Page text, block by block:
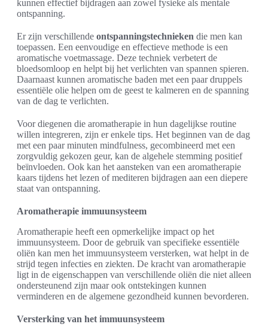
kunnen effectief bijdragen aan zowel fysieke als mentale
ontspanning.
Er zijn verschillende ontspanningstechnieken die men kan
toepassen. Een eenvoudige en effectieve methode is een
aromatische voetmassage. Deze techniek verbetert de
bloedsomloop en helpt bij het verlichten van spannen spieren.
Daarnaast kunnen aromatische baden met een paar druppels
essentiële olie helpen om de geest te kalmeren en de spanning
van de dag te verlichten.
Voor diegenen die aromatherapie in hun dagelijkse routine
willen integreren, zijn er enkele tips. Het beginnen van de dag
met een paar minuten mindfulness, gecombineerd met een
zorgvuldig gekozen geur, kan de algehele stemming positief
beïnvloeden. Ook kan het aansteken van een aromatherapie
kaars tijdens het lezen of mediteren bijdragen aan een diepere
staat van ontspanning.
Aromatherapie immuunsysteem
Aromatherapie heeft een opmerkelijke impact op het
immuunsysteem. Door de gebruik van specifieke essentiële
oliën kan men het immuunsysteem versterken, wat helpt in de
strijd tegen infecties en ziekten. De kracht van aromatherapie
ligt in de eigenschappen van verschillende oliën die niet alleen
ondersteunend zijn maar ook ontstekingen kunnen
verminderen en de algemene gezondheid kunnen bevorderen.
Versterking van het immuunsysteem